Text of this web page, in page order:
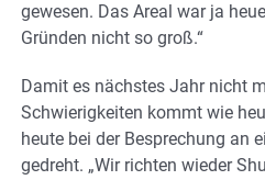
gewesen. Das Areal war ja
Gründen nicht so groß.“
Damit es nächstes Jahr nicht
Schwierigkeiten kommt wie
heute bei der Besprechung an
gedreht. „Wir richten wieder